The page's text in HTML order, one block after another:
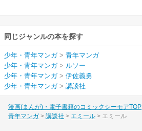
同じジャンルの本を探す
少年・青年マンガ> 青年マンガ
少年・青年マンガ> ルソー
少年・青年マンガ> 伊佐義勇
少年・青年マンガ> 講談社
漫画(まんが)・電子書籍のコミックシーモアTOP
青年マンガ
講談社 エミール エミール